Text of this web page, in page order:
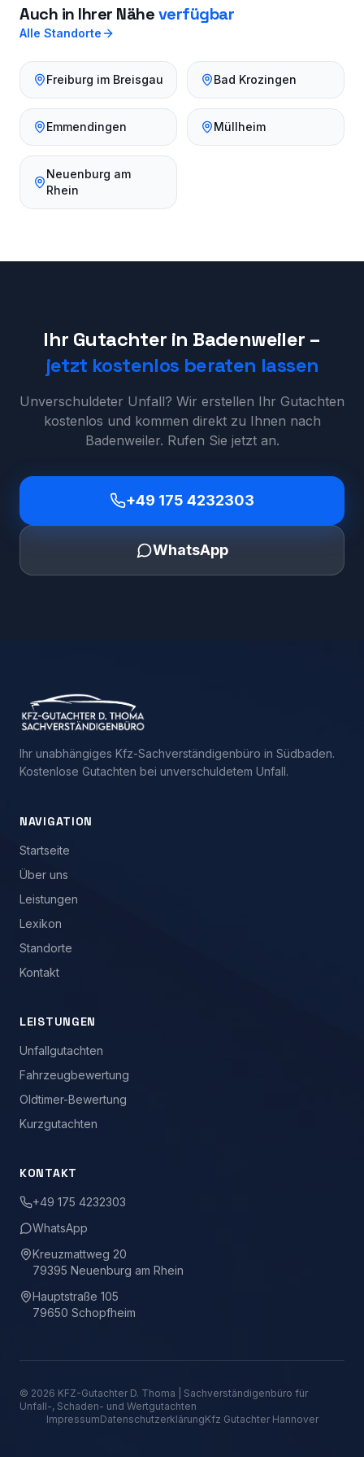
Auch in Ihrer Näheverfügbar
Alle Standorte
Freiburg im Breisgau Bad Krozingen
Emmendingen Müllheim
Neuenburg am
Rhein
Ihr Gutachter in Badenweiler –
jetzt kostenlos beraten lassen
Unverschuldeter Unfall? Wir erstellen Ihr Gutachten
kostenlos und kommen direkt zu Ihnen nach
Badenweiler. Rufen Sie jetzt an.
+49 175 4232303
WhatsApp
Ihr unabhängiges Kfz-Sachverständigenbüro in Südbaden.
Kostenlose Gutachten bei unverschuldetem Unfall.
NAVIGATION
Startseite
Über uns
Leistungen
Lexikon
Standorte
Kontakt
LEISTUNGEN
Unfallgutachten
Fahrzeugbewertung
Oldtimer-Bewertung
Kurzgutachten
KONTAKT
+49 175 4232303
WhatsApp
Kreuzmattweg 20
79395 Neuenburg am Rhein
Hauptstraße 105
79650 Schopfheim
© 2026 KFZ-Gutachter D. Thoma | Sachverständigenbüro für
Unfall-, Schaden- und Wertgutachten
ImpressumDatenschutzerklärungKfz Gutachter Hannover